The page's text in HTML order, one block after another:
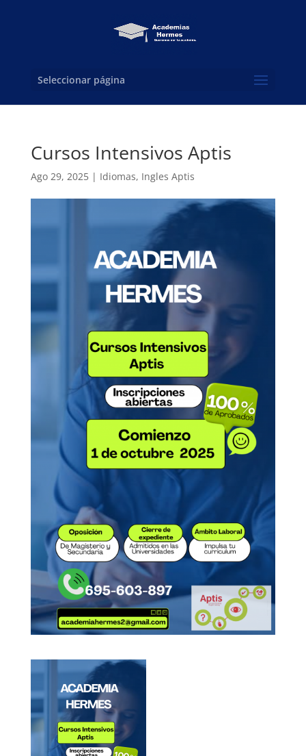
Seleccionar página
Cursos Intensivos Aptis
Ago 29, 2025| Idiomas, Ingles Aptis